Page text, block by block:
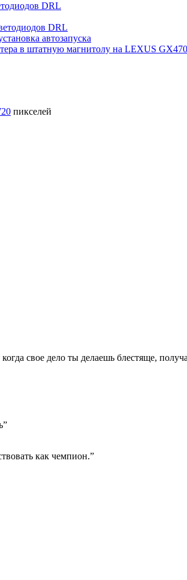
DRL
DRL
автозапуска
в штатную магнитолу на LEXUS GX470
пикселей
свое дело ты делаешь блестяще,
как чемпион.”